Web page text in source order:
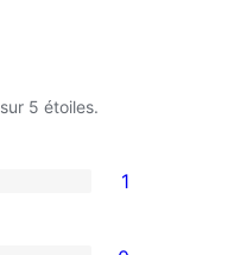
sur 5 étoiles.
1